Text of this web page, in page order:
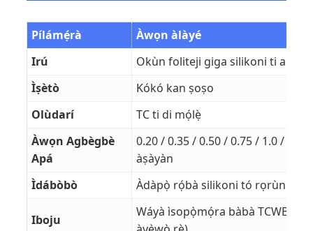
Pílámẹ́rà
Àwọn àlàyé
Irú
Okùn foliteji giga silikoni ti a ṣe
Ìṣètò
Kókó kan ṣoṣo
Olùdarí
TC ti di mọ́lẹ̀
Àwọn Agbègbè
Apá
0.20 / 0.35 / 0.50 / 0.75 / 1.0 / 1.5
àṣàyàn
Ìdábòbò
Àdàpọ̀ rọ́bà silikoni tó rọrùn
Iboju
Wáyà ìsopọ̀mọ́ra bàbà TCWB tí